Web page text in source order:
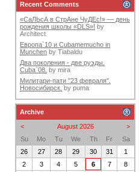
Recent Comments
«СаЛЬсА в СтрАне ЧуДЕс!» — день
рождения школы «DLS»! by
Architect
Европа`10 и Cubamemucho in
Munchen by Tiabaldu
Два поколения - две руэды.
Cuba`08. by mira
Милитари-пати "23 февраля".
Новосибирск. by puma
Archive
<
>
August 2026
Su
Mo Tu We Th Fr
Sa
26
27 28 29 30 31
1
2
3 4 5 6 7
8